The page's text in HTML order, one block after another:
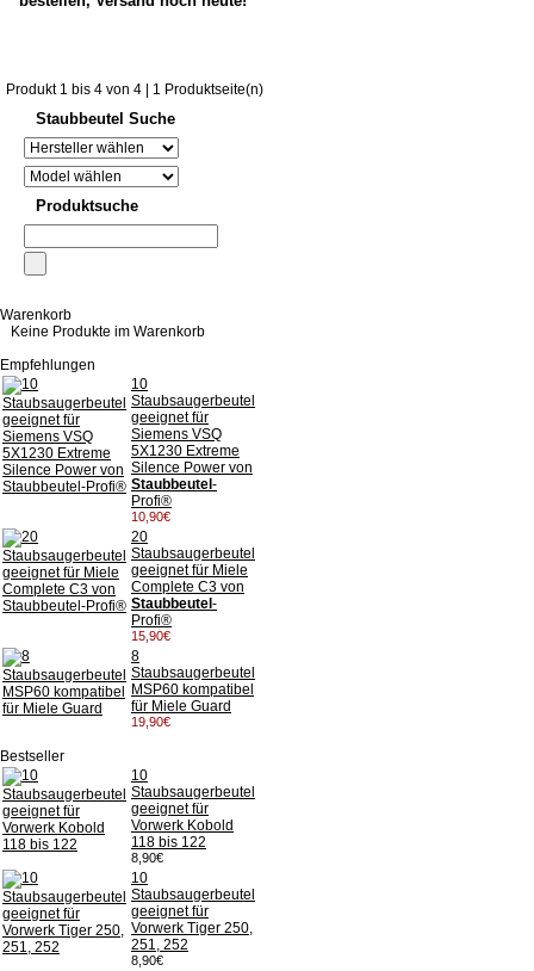
Produkt 1 bis 4 von 4 | 1 Produktseite(n)
Staubbeutel Suche
Produktsuche
Warenkorb
Keine Produkte im Warenkorb
Empfehlungen
10
Staubsaugerbeutel
geeignet für
Siemens VSQ
5X1230 Extreme
Silence Power von
Staubbeutel -
Profi®
10,90€
20
Staubsaugerbeutel
geeignet für Miele
Complete C3 von
Staubbeutel -
Profi®
15,90€
8
Staubsaugerbeutel
MSP60 kompatibel
für Miele Guard
19,90€
Bestseller
10
Staubsaugerbeutel
geeignet für
Vorwerk Kobold
118 bis 122
8,90€
10
Staubsaugerbeutel
geeignet für
Vorwerk Tiger 250,
251, 252
8,90€